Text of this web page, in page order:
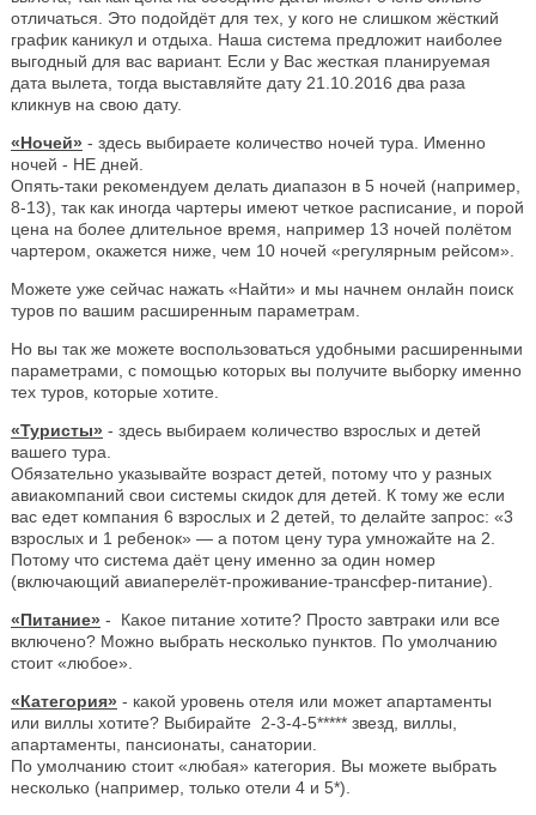
отличаться. Это подойдёт для тех, у кого не слишком жёсткий
график каникул и отдыха. Наша система предложит наиболее
выгодный для вас вариант. Если у Вас жесткая планируемая
дата вылета, тогда выставляйте дату 21.10.2016 два раза
кликнув на свою дату.
«Ночей» - здесь выбираете количество ночей тура. Именно
ночей - НЕ дней.
Опять-таки рекомендуем делать диапазон в 5 ночей (например,
8-13), так как иногда чартеры имеют четкое расписание, и порой
цена на более длительное время, например 13 ночей полётом
чартером, окажется ниже, чем 10 ночей «регулярным рейсом».
Можете уже сейчас нажать «Найти» и мы начнем онлайн поиск
туров по вашим расширенным параметрам.
Но вы так же можете воспользоваться удобными расширенными
параметрами, с помощью которых вы получите выборку именно
тех туров, которые хотите.
«Туристы» - здесь выбираем количество взрослых и детей
вашего тура.
Обязательно указывайте возраст детей, потому что у разных
авиакомпаний свои системы скидок для детей. К тому же если
вас едет компания 6 взрослых и 2 детей, то делайте запрос: «3
взрослых и 1 ребенок» — а потом цену тура умножайте на 2.
Потому что система даёт цену именно за один номер
(включающий авиаперелёт-проживание-трансфер-питание).
«Питание» - Какое питание хотите? Просто завтраки или все
включено? Можно выбрать несколько пунктов. По умолчанию
стоит «любое».
«Категория» - какой уровень отеля или может апартаменты
или виллы хотите? Выбирайте 2-3-4-5***** звезд, виллы,
апартаменты, пансионаты, санатории.
По умолчанию стоит «любая» категория. Вы можете выбрать
несколько (например, только отели 4 и 5*).